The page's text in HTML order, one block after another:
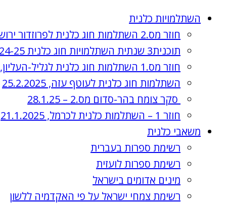
השתלמויות כלנית
חוזר מס.2 השתלמות חוג כלנית לפרוזדור ירושלים , 8.4.2025
תוכנית3 שנתית השתלמויות חוג כלנית 2024-25, תשפ"ה
חוזר מס.1 השתלמות חוג כלנית לגליל-העליון, 3.4.2025
השתלמות חוג כלנית לעוטף עזה, 25.2.2025
סקר צומח בהר-סדום מס.2 – 28.1.25
חוזר 1 – השתלמות כלנית לכרמל, 21.1.2025
משאבי כלנית
רשימת ספרות בעברית
רשימת ספרות לועזית
מינים אדומים בישראל
רשימת צמחי ישראל על פי האקדמיה ללשון